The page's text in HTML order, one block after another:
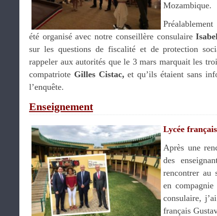
Mozambique.
été organisé avec notre conseillère consulaire
sur les questions de fiscalité et de protection
rappeler aux autorités que le 3 mars marquait les
compatriote Gilles Cistac,et qu’ils étaient sans
l’enquête.
Enseignement
Lycée français
Après une
des
rencontrer au
en compagnie
consulaire,
français